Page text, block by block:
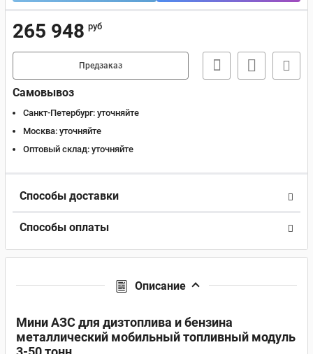
265 948 руб
Предзаказ
Самовывоз
Санкт-Петербург: уточняйте
Москва: уточняйте
Оптовый склад: уточняйте
Способы доставки
Способы оплаты
Описание
Мини АЗС для дизтоплива и бензина
металлический мобильный топливный модуль